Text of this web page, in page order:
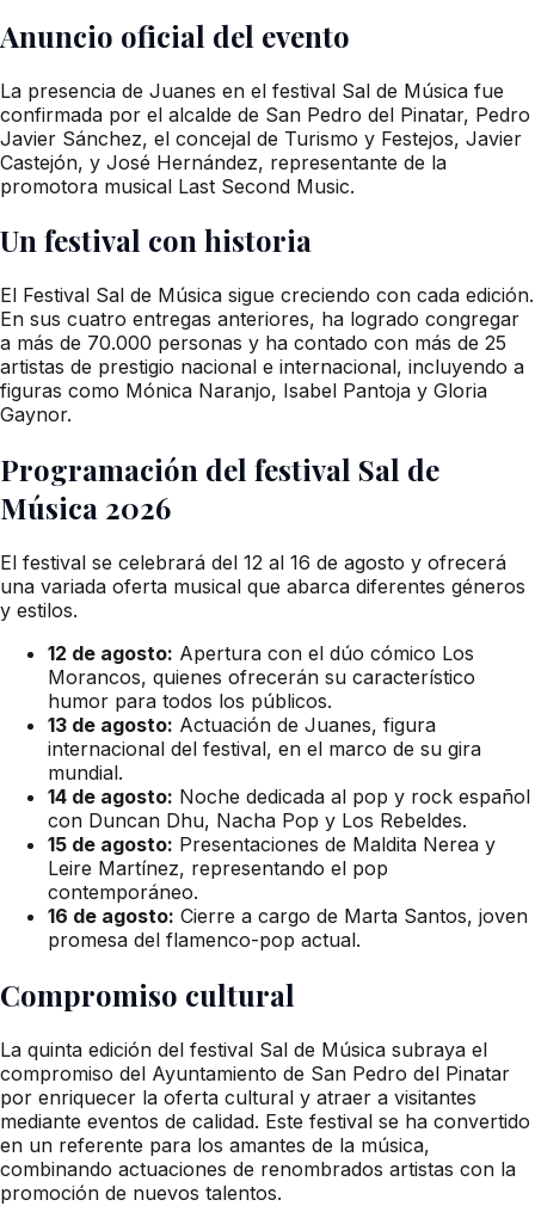
Anuncio oficial del evento
La presencia de Juanes en el festival Sal de Música fue
confirmada por el alcalde de San Pedro del Pinatar, Pedro
Javier Sánchez, el concejal de Turismo y Festejos, Javier
Castejón, y José Hernández, representante de la
promotora musical Last Second Music.
Un festival con historia
El Festival Sal de Música sigue creciendo con cada edición.
En sus cuatro entregas anteriores, ha logrado congregar
a más de 70.000 personas y ha contado con más de 25
artistas de prestigio nacional e internacional, incluyendo a
figuras como Mónica Naranjo, Isabel Pantoja y Gloria
Gaynor.
Programación del festival Sal de
Música 2026
El festival se celebrará del 12 al 16 de agosto y ofrecerá
una variada oferta musical que abarca diferentes géneros
y estilos.
12 de agosto: Apertura con el dúo cómico Los
Morancos, quienes ofrecerán su característico
humor para todos los públicos.
13 de agosto: Actuación de Juanes, figura
internacional del festival, en el marco de su gira
mundial.
14 de agosto: Noche dedicada al pop y rock español
con Duncan Dhu, Nacha Pop y Los Rebeldes.
15 de agosto: Presentaciones de Maldita Nerea y
Leire Martínez, representando el pop
contemporáneo.
16 de agosto: Cierre a cargo de Marta Santos, joven
promesa del flamenco-pop actual.
Compromiso cultural
La quinta edición del festival Sal de Música subraya el
compromiso del Ayuntamiento de San Pedro del Pinatar
por enriquecer la oferta cultural y atraer a visitantes
mediante eventos de calidad. Este festival se ha convertido
en un referente para los amantes de la música,
combinando actuaciones de renombrados artistas con la
promoción de nuevos talentos.